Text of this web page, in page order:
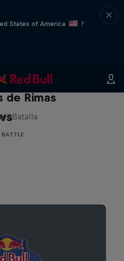
States of America
?
Nueva Historia:
de Rimas
Batalla
BATTLE